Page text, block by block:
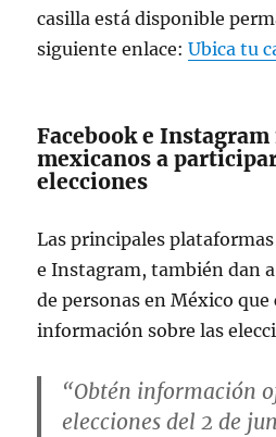
casilla está disponible
siguiente enlace:Ubica tu
Facebook e
mexicanos a
elecciones
Las principales
e Instagram, también dan
de personas en México
información sobre las
“Obtén información
elecciones del 2 de